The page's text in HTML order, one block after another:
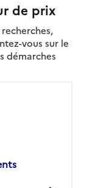
de prix
vous sur le
démarches